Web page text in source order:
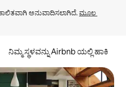
ಅನುವಾದಿಸಲಾಗಿದೆ. ಮೂಲ
ನಿಮ್ಮ ಸ್ಥಳವನ್ನು Airbnb ಯಲ್ಲಿ ಹಾಕಿ